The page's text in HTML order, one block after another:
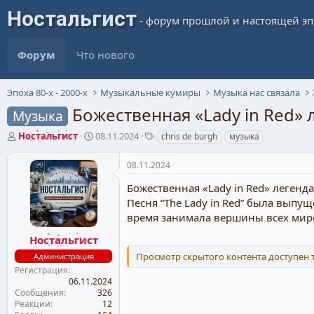
Форум Что нового
Эпоха 80-х - 2000-х Музыкальные кумиры Музыка нас связала
Музыка Божественная «Lady in
А
Ностальгист
Д
т
а
н
а
ч
а
л
а
08.11.2024
г
chris de burgh музыка
Ностальгист
Администрация
Регистрация
06.11.2024
Сообщения
326
Реакции
12
08.11.2024
Божественная «Lady in Red»
Песня “The Lady in Red” была
время занимала вершины всех
Просмотр скрытого контента